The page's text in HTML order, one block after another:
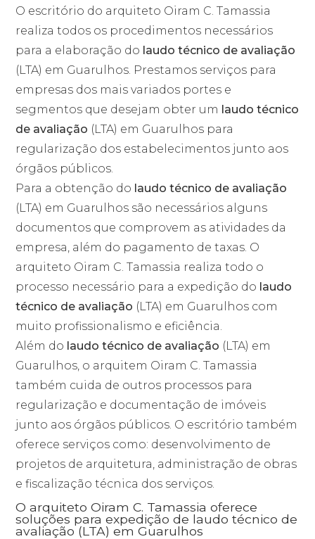
O escritório do arquiteto Oiram C. Tamassia
realiza todos os procedimentos necessários
para a elaboração do laudo técnico de avaliação
(LTA) em Guarulhos. Prestamos serviços para
empresas dos mais variados portes e
segmentos que desejam obter um laudo técnico
de avaliação (LTA) em Guarulhos para
regularização dos estabelecimentos junto aos
órgãos públicos.
Para a obtenção do laudo técnico de avaliação
(LTA) em Guarulhos são necessários alguns
documentos que comprovem as atividades da
empresa, além do pagamento de taxas. O
arquiteto Oiram C. Tamassia realiza todo o
processo necessário para a expedição do laudo
técnico de avaliação (LTA) em Guarulhos com
muito profissionalismo e eficiência.
Além do laudo técnico de avaliação (LTA) em
Guarulhos, o arquitem Oiram C. Tamassia
também cuida de outros processos para
regularização e documentação de imóveis
junto aos órgãos públicos. O escritório também
oferece serviços como: desenvolvimento de
projetos de arquitetura, administração de obras
e fiscalização técnica dos serviços.
O arquiteto Oiram C. Tamassia oferece
soluções para expedição de laudo técnico de
avaliação (LTA) em Guarulhos